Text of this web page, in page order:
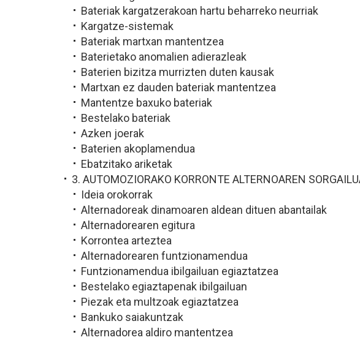
Bateriak kargatzerakoan hartu beharreko neurriak
Kargatze-sistemak
Bateriak martxan mantentzea
Baterietako anomalien adierazleak
Baterien bizitza murrizten duten kausak
Martxan ez dauden bateriak mantentzea
Mantentze baxuko bateriak
Bestelako bateriak
Azken joerak
Baterien akoplamendua
Ebatzitako ariketak
3. AUTOMOZIORAKO KORRONTE ALTERNOAREN
Ideia orokorrak
Alternadoreak dinamoaren aldean dituen abantailak
Alternadorearen egitura
Korrontea arteztea
Alternadorearen funtzionamendua
Funtzionamendua ibilgailuan egiaztatzea
Bestelako egiaztapenak ibilgailuan
Piezak eta multzoak egiaztatzea
Bankuko saiakuntzak
Alternadorea aldiro mantentzea